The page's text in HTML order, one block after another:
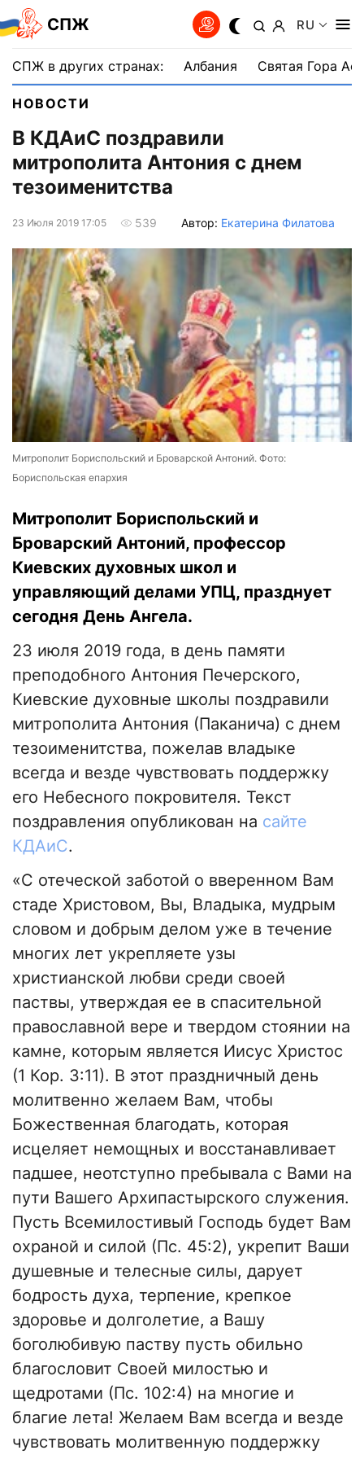
СПЖ RU
СПЖ в других странах: Албания Святая Гора
НОВОСТИ
В КДАиС поздравили
митрополита Антония с днем
тезоименитства
23 Июля 2019 17:05 539 Автор: Екатерина Филатова
Митрополит Бориспольский и Броварской Антоний. Фото:
Бориспольская епархия
Митрополит Бориспольский и
Броварский Антоний, профессор
Киевских духовных школ и
управляющий делами УПЦ, празднует
сегодня День Ангела.
23 июля 2019 года, в день памяти
преподобного Антония Печерского,
Киевские духовные школы поздравили
митрополита Антония (Паканича) с днем
тезоименитства, пожелав владыке
всегда и везде чувствовать поддержку
его Небесного покровителя. Текст
поздравления опубликован на сайте
КДАиС.
«С отеческой заботой о вверенном Вам
стаде Христовом, Вы, Владыка, мудрым
словом и добрым делом уже в течение
многих лет укрепляете узы
христианской любви среди своей
паствы, утверждая ее в спасительной
православной вере и твердом стоянии на
камне, которым является Иисус Христос
(1 Кор. 3:11). В этот праздничный день
молитвенно желаем Вам, чтобы
Божественная благодать, которая
исцеляет немощных и восстанавливает
падшее, неотступно пребывала с Вами на
пути Вашего Архипастырского служения.
Пусть Всемилостивый Господь будет Вам
охраной и силой (Пс. 45:2), укрепит Ваши
душевные и телесные силы, дарует
бодрость духа, терпение, крепкое
здоровье и долголетие, а Вашу
боголюбивую паству пусть обильно
благословит Своей милостью и
щедротами (Пс. 102:4) на многие и
благие лета! Желаем Вам всегда и везде
чувствовать молитвенную поддержку